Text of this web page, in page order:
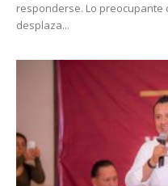
responderse. Lo preocupante
desplaza...